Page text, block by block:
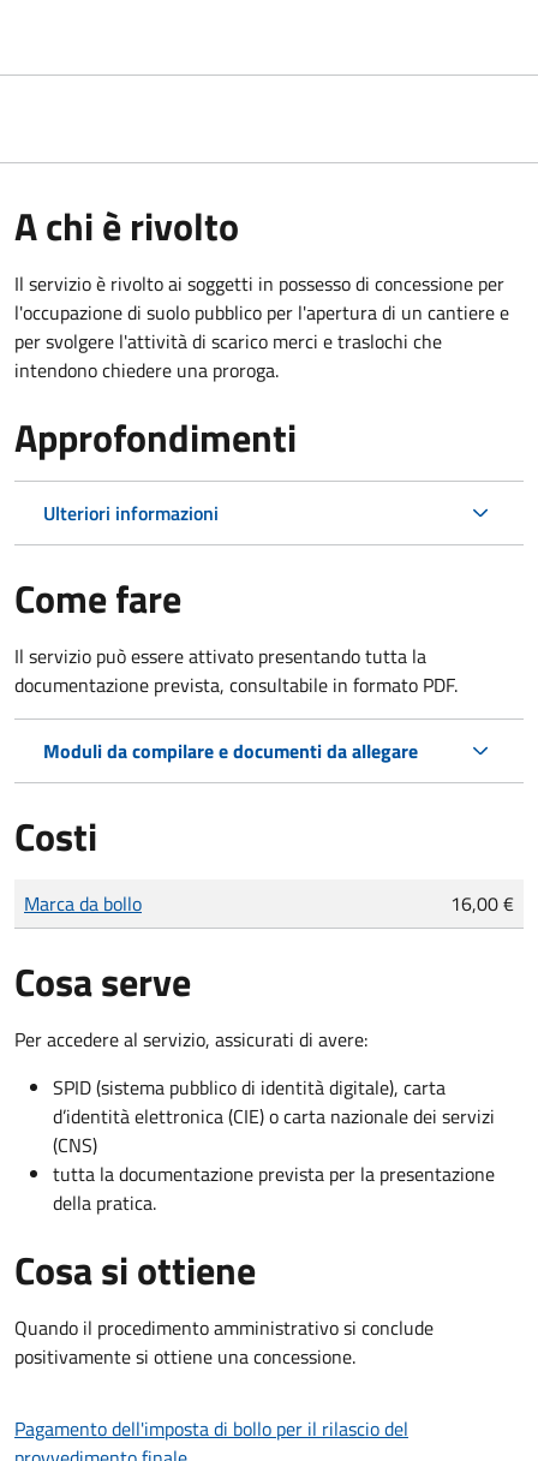
A chi è rivolto
Il servizio è rivolto ai soggetti in possesso di concessione per
l'occupazione di suolo pubblico per l'apertura di un cantiere e
per svolgere l'attività di scarico merci e traslochi che
intendono chiedere una proroga.
Approfondimenti
Ulteriori informazioni
Come fare
Il servizio può essere attivato presentando tutta la
documentazione prevista, consultabile in formato PDF.
Moduli da compilare e documenti da allegare
Costi
Tipo di pagamento
Importo
Marca da bollo 16,00 €
Cosa serve
Per accedere al servizio, assicurati di avere:
SPID (sistema pubblico di identità digitale), carta
d’identità elettronica (CIE) o carta nazionale dei servizi
(CNS)
tutta la documentazione prevista per la presentazione
della pratica.
Cosa si ottiene
Quando il procedimento amministrativo si conclude
positivamente si ottiene una concessione.
Pagamento dell'imposta di bollo per il rilascio del